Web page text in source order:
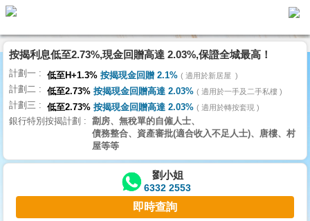
代
理
主
頁
搵
樓/
交
業
主
按揭利息低至2.73%,現金回贈高達 2.03%,保證全城最高！
計劃一 低至H+1.3% 按揭現金回贈 2.1% 適用於新居屋
計劃二 低至2.73% 按揭現金回贈高達 2.03% 適用於一手及二手私樓
計劃三 低至2.73% 按揭現金回贈高達 2.03% 適用於轉按套現
銀行特別按揭計劃
劏房、無稅單的自僱人士、
債務整合、資產審批(適合收入不足人士)、唐樓、村
屋等等
劉小姐
6332 2553
即時查詢